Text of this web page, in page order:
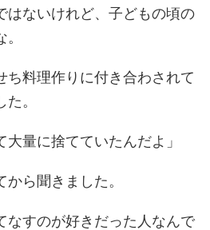
はないけれど、子どもの頃の
ち料理作りに付き合わされて
。
大量に捨てていたんだよ」
ら聞きました。
なすのが好きだった人なんで